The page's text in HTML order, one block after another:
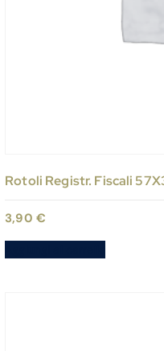
Rotoli Registr. Fiscali
3,90 €